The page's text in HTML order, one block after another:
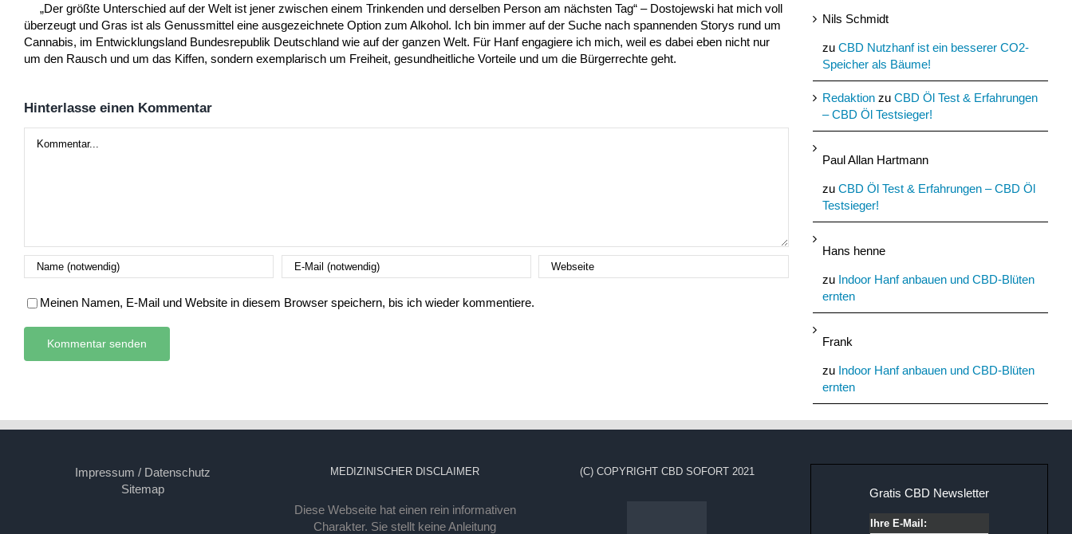
„Der größte Unterschied auf der Welt ist jener zwischen einem Trinkenden und derselben Person am nächsten Tag“ – Dostojewski hat mich voll
überzeugt und Gras ist als Genussmittel eine ausgezeichnete Option zum Alkohol. Ich bin immer auf der Suche nach spannenden Storys rund um
Cannabis, im Entwicklungsland Bundesrepublik Deutschland wie auf der ganzen Welt. Für Hanf engagiere ich mich, weil es dabei eben nicht nur
um den Rausch und um das Kiffen, sondern exemplarisch um Freiheit, gesundheitliche Vorteile und um die Bürgerrechte geht.
Hinterlasse einen Kommentar
Meinen Namen, E-Mail und Website in diesem Browser speichern, bis ich wieder kommentiere.
Nils Schmidt
zu CBD Nutzhanf ist ein besserer CO2-
Speicher als Bäume!
Redaktion zu CBD Öl Test & Erfahrungen
– CBD Öl Testsieger!
Paul Allan Hartmann
zu CBD Öl Test & Erfahrungen – CBD Öl
Testsieger!
Hans henne
zu Indoor Hanf anbauen und CBD-Blüten
ernten
Frank
zu Indoor Hanf anbauen und CBD-Blüten
ernten
Impressum / Datenschutz
Sitemap
MEDIZINISCHER DISCLAIMER
Diese Webseite hat einen rein informativen
Charakter. Sie stellt keine Anleitung
(C) COPYRIGHT CBD SOFORT 2021
Gratis CBD Newsletter
Ihre E-Mail: